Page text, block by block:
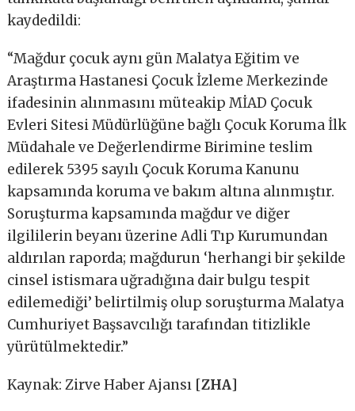
kaydedildi:
“Mağdur çocuk aynı gün Malatya Eğitim ve
Araştırma Hastanesi Çocuk İzleme Merkezinde
ifadesinin alınmasını müteakip MİAD Çocuk
Evleri Sitesi Müdürlüğüne bağlı Çocuk Koruma İlk
Müdahale ve Değerlendirme Birimine teslim
edilerek 5395 sayılı Çocuk Koruma Kanunu
kapsamında koruma ve bakım altına alınmıştır.
Soruşturma kapsamında mağdur ve diğer
ilgililerin beyanı üzerine Adli Tıp Kurumundan
aldırılan raporda; mağdurun ‘herhangi bir şekilde
cinsel istismara uğradığına dair bulgu tespit
edilemediği’ belirtilmiş olup soruşturma Malatya
Cumhuriyet Başsavcılığı tarafından titizlikle
yürütülmektedir.”
Kaynak: Zirve Haber Ajansı [ZHA]